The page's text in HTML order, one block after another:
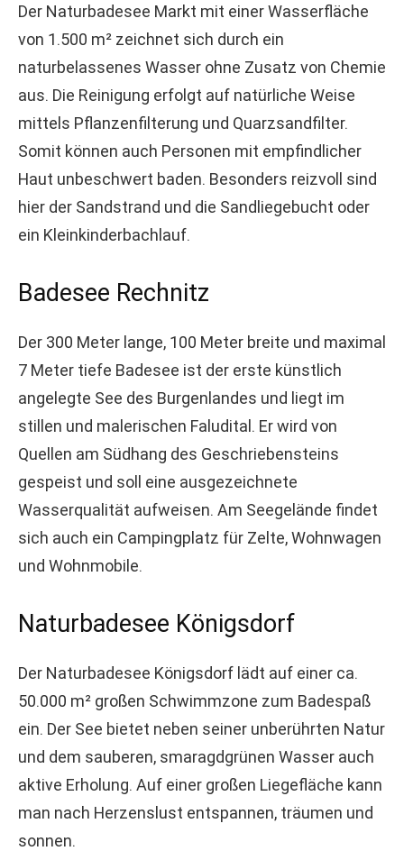
Der Naturbadesee Markt mit einer Wasserfläche
von 1.500 m² zeichnet sich durch ein
naturbelassenes Wasser ohne Zusatz von Chemie
aus. Die Reinigung erfolgt auf natürliche Weise
mittels Pflanzenfilterung und Quarzsandfilter.
Somit können auch Personen mit empfindlicher
Haut unbeschwert baden. Besonders reizvoll sind
hier der Sandstrand und die Sandliegebucht oder
ein Kleinkinderbachlauf.
Badesee Rechnitz
Der 300 Meter lange, 100 Meter breite und maximal
7 Meter tiefe Badesee ist der erste künstlich
angelegte See des Burgenlandes und liegt im
stillen und malerischen Faludital. Er wird von
Quellen am Südhang des Geschriebensteins
gespeist und soll eine ausgezeichnete
Wasserqualität aufweisen. Am Seegelände findet
sich auch ein Campingplatz für Zelte, Wohnwagen
und Wohnmobile.
Naturbadesee Königsdorf
Der Naturbadesee Königsdorf lädt auf einer ca.
50.000 m² großen Schwimmzone zum Badespaß
ein. Der See bietet neben seiner unberührten Natur
und dem sauberen, smaragdgrünen Wasser auch
aktive Erholung. Auf einer großen Liegefläche kann
man nach Herzenslust entspannen, träumen und
sonnen.